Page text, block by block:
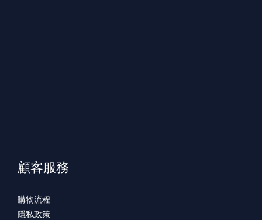
顧客服務
購物流程
隱私政策